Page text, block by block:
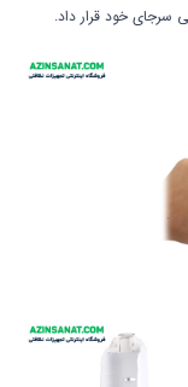
سرجای خود قرار داد.